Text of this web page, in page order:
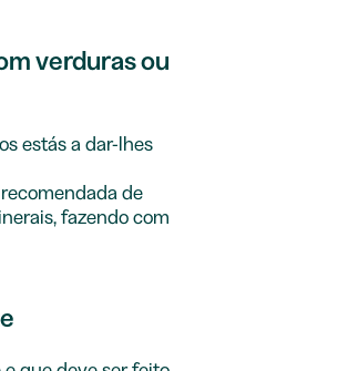
verduras ou
estás a dar-lhes
de
fazendo com